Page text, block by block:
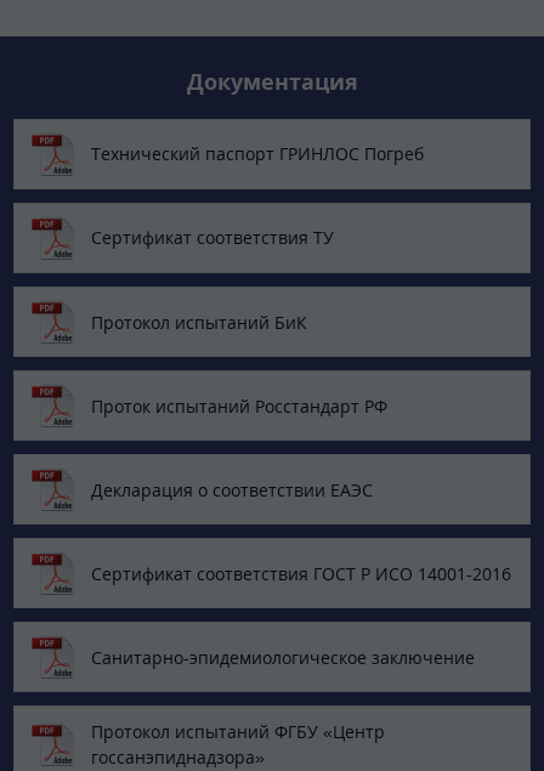
Документация
Технический паспорт ГРИНЛОС Погреб
Сертификат соответствия ТУ
Протокол испытаний БиК
Проток испытаний Росстандарт РФ
Декларация о соответствии ЕАЭС
Сертификат соответствия ГОСТ Р ИСО 14001-2016
Санитарно-эпидемиологическое заключение
Протокол испытаний ФГБУ «‎Центр
госсанэпиднадзора»